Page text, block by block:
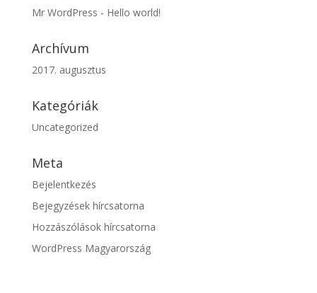
Mr WordPress - Hello world!
Archívum
2017. augusztus
Kategóriák
Uncategorized
Meta
Bejelentkezés
Bejegyzések hírcsatorna
Hozzászólások hírcsatorna
WordPress Magyarország